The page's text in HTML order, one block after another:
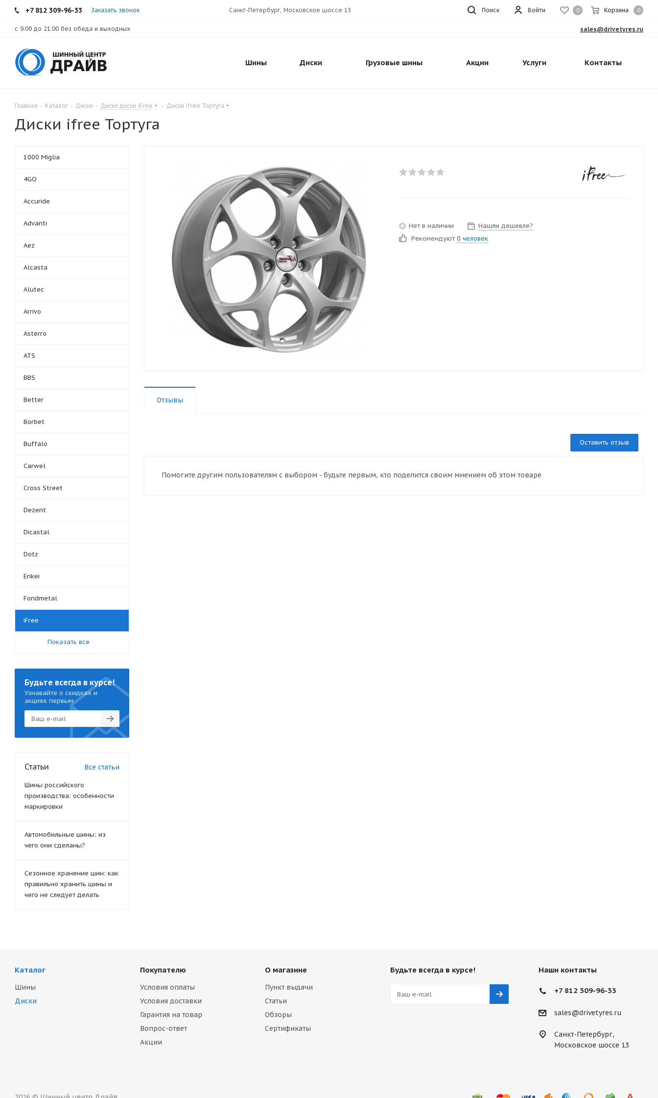
+7 812 309-96-33 Заказать звонок 0 Корзина 0
Войти
Санкт-Петербург, Московское шоссе 13 Поиск
с 9.00 до 21.00 без обеда и выходных sales@drivetyres.ru
Шины Диски Грузовые шины Акции Услуги Контакты
Главная - Каталог - Диски - Диски диски iFree - Диски ifree Тортуга
Диски ifree Тортуга
Нет в наличии
Нашли дешевле?
Рекомендуют 0 человек
Отзывы
Оставить отзыв
Помогите другим пользователям с выбором - будьте первым, кто поделится своим мнением об этом товаре
1000 Miglia
4GO
Accuride
Advanti
Aez
Alcasta
Alutec
Arrivo
Asterro
ATS
BBS
Better
Borbet
Buffalo
Carwel
Cross Street
Dezent
Dicastal
Dotz
Enkei
Fondmetal
iFree
Показать все
Будьте всегда в курсе!
Узнавайте о скидках и
акциях первым
Статьи Все статьи
Шины российского
производства: особенности
маркировки
Автомобильные шины: из
чего они сделаны?
Сезонное хранение шин: как
правильно хранить шины и
чего не следует делать
Каталог
Шины
Диски
Покупателю
Условия оплаты
Условия доставки
Гарантия на товар
Вопрос-ответ
Акции
О магазине
Пункт выдачи
Статьи
Обзоры
Сертификаты
Будьте всегда в курсе! Наши контакты
+7 812 309-96-33
sales@drivetyres.ru
Санкт-Петербург,
Московское шоссе 13